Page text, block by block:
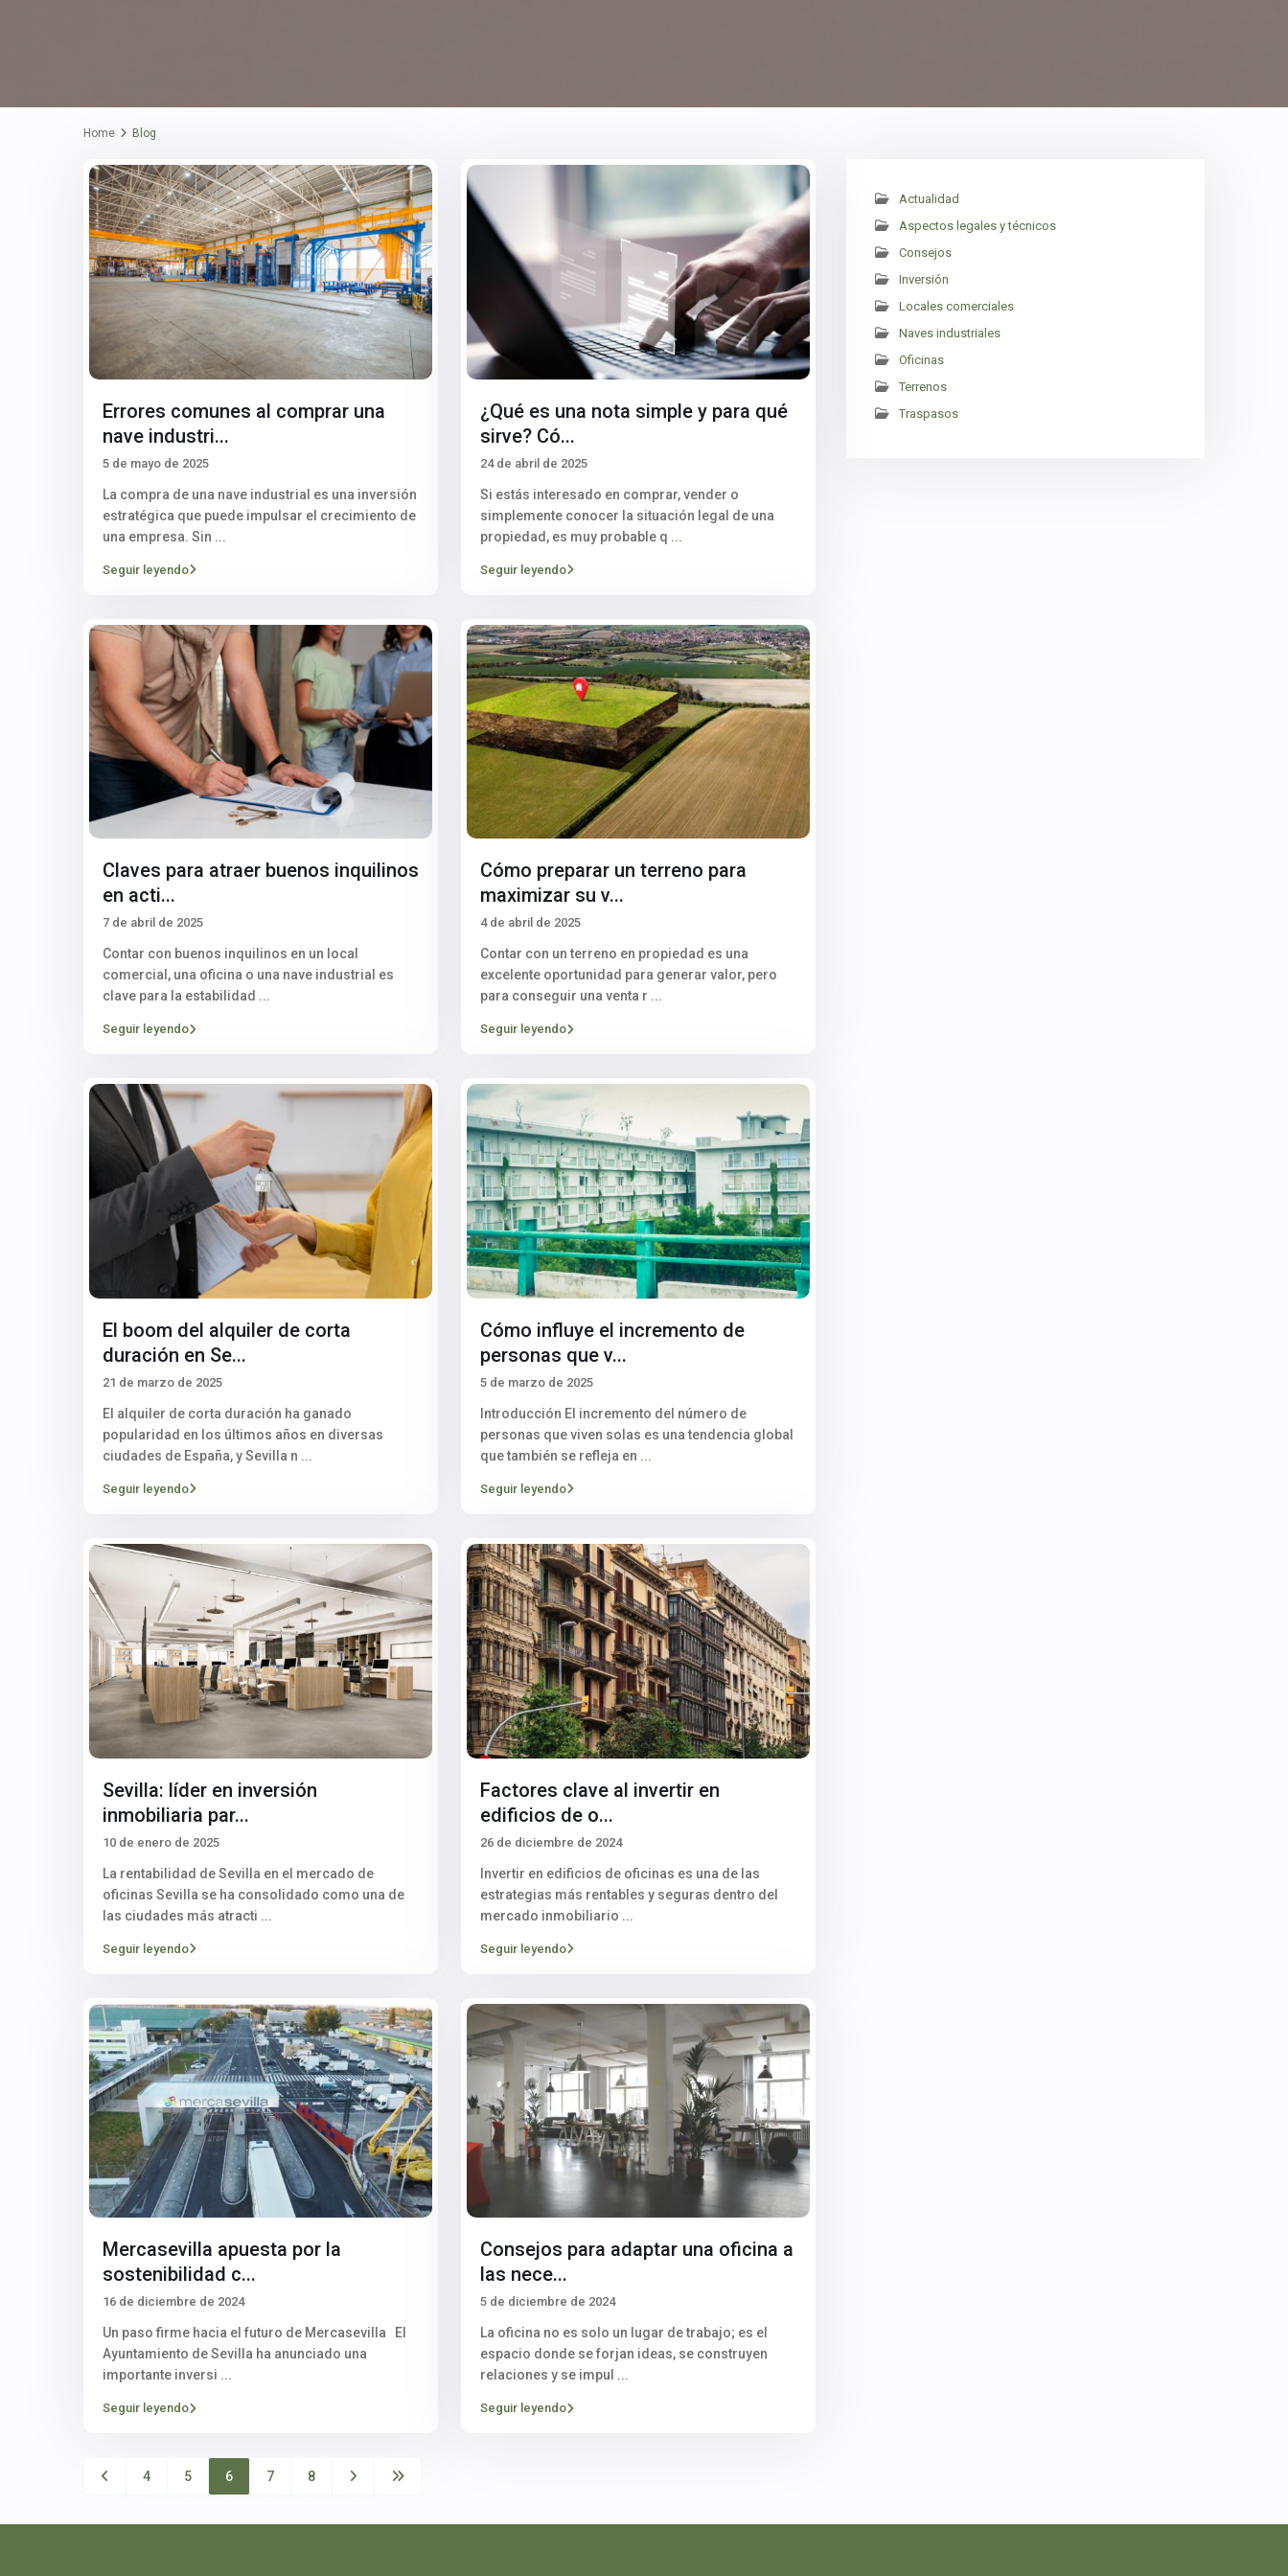
Home Blog
Errores comunes al comprar una
nave industri...
5 de mayo de 2025
La compra de una nave industrial es una inversión
estratégica que puede impulsar el crecimiento de
una empresa. Sin ...
Seguir leyendo
¿Qué es una nota simple y para qué
sirve? Có...
24 de abril de 2025
Si estás interesado en comprar, vender o
simplemente conocer la situación legal de una
propiedad, es muy probable q ...
Seguir leyendo
Claves para atraer buenos inquilinos
en acti...
7 de abril de 2025
Contar con buenos inquilinos en un local
comercial, una oficina o una nave industrial es
clave para la estabilidad ...
Seguir leyendo
Cómo preparar un terreno para
maximizar su v...
4 de abril de 2025
Contar con un terreno en propiedad es una
excelente oportunidad para generar valor, pero
para conseguir una venta r ...
Seguir leyendo
El boom del alquiler de corta
duración en Se...
21 de marzo de 2025
El alquiler de corta duración ha ganado
popularidad en los últimos años en diversas
ciudades de España, y Sevilla n ...
Seguir leyendo
Cómo influye el incremento de
personas que v...
5 de marzo de 2025
Introducción El incremento del número de
personas que viven solas es una tendencia global
que también se refleja en ...
Seguir leyendo
Sevilla: líder en inversión
inmobiliaria par...
10 de enero de 2025
La rentabilidad de Sevilla en el mercado de
oficinas Sevilla se ha consolidado como una de
las ciudades más atracti ...
Seguir leyendo
Factores clave al invertir en
edificios de o...
26 de diciembre de 2024
Invertir en edificios de oficinas es una de las
estrategias más rentables y seguras dentro del
mercado inmobiliario ...
Seguir leyendo
Mercasevilla apuesta por la
sostenibilidad c...
16 de diciembre de 2024
Un paso firme hacia el futuro de Mercasevilla El
Ayuntamiento de Sevilla ha anunciado una
importante inversi ...
Seguir leyendo
Consejos para adaptar una oficina a
las nece...
5 de diciembre de 2024
La oficina no es solo un lugar de trabajo; es el
espacio donde se forjan ideas, se construyen
relaciones y se impul ...
Seguir leyendo
4 5 6 7 8
Actualidad
Aspectos legales y técnicos
Consejos
Inversión
Locales comerciales
Naves industriales
Oficinas
Terrenos
Traspasos